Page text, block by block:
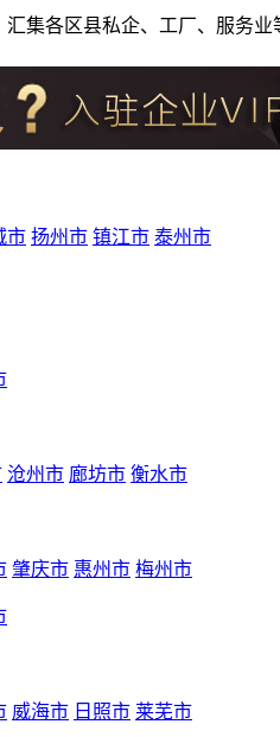
集各区县私企、工厂、服务
市 扬州市 镇江市 泰州市
沧州市 廊坊市 衡水市
肇庆市 惠州市 梅州市
威海市 日照市 莱芜市